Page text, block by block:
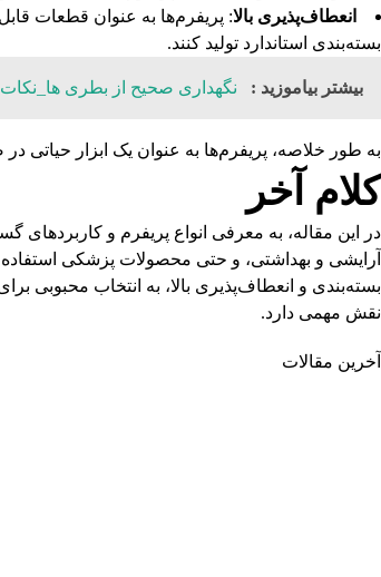
انعطاف‌پذیری بالا: پریفرم‌ها به عنوان قطعات
بسته‌بندی استاندارد تولید کنند.
بیشتر بیاموزید : نگهداری صحیح از بطری
به طور خلاصه، پریفرم‌ها به عنوان یک ابزار حیاتی
کلام آخر
در این مقاله، به معرفی انواع پریفرم و کاربردهای
آرایشی و بهداشتی، و حتی محصولات پزشکی
بسته‌بندی و انعطاف‌پذیری بالا، به انتخاب محبوبی
نقش مهمی دارد.
آخرین مقالات